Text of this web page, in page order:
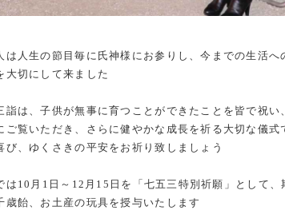
は人生の節目毎に氏神様にお参りし、今までの生活
大切にして来ました
詣は、子供が無事に育つことができたことを皆で祝
ご覧いただき、さらに健やかな成長を祈る大切な儀
び、ゆくさきの平安をお祈り致しましょう
は10月1日～12月15日を「七五三特別祈願」として
歳飴、お土産の玩具を授与いたします